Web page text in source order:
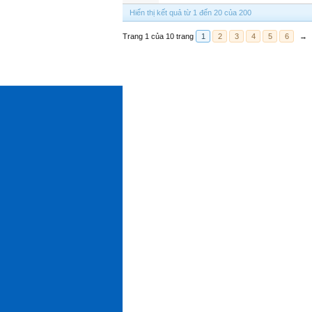
Hiển thị kết quả từ 1 đến 20 của 200
Trang 1 của 10 trang 1 2 3 4 5 6 →